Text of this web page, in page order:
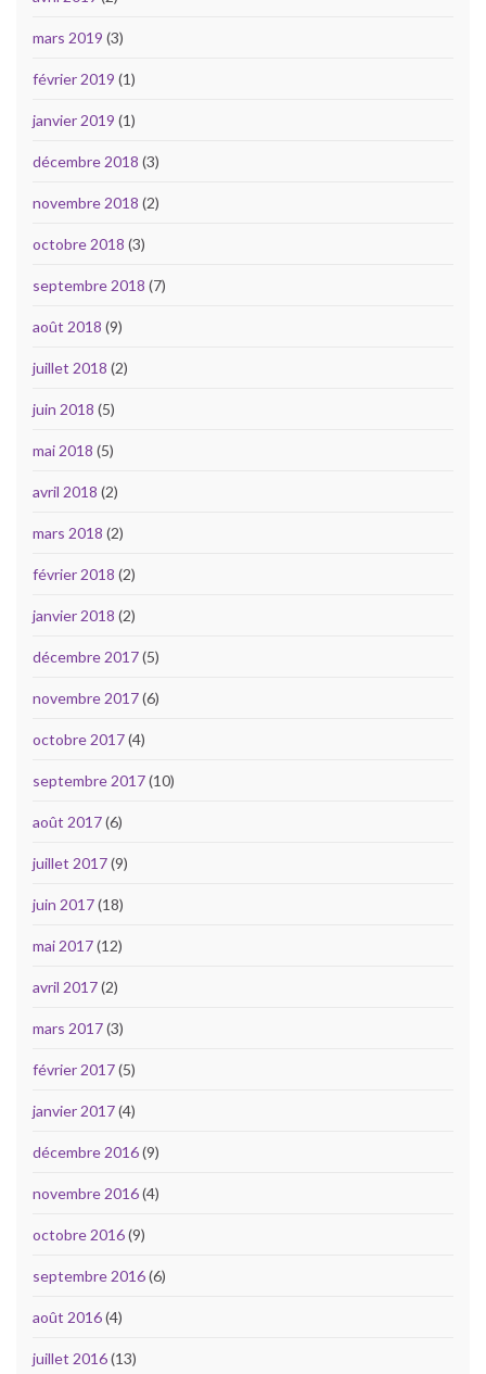
mars 2019 (3)
février 2019 (1)
janvier 2019 (1)
décembre 2018 (3)
novembre 2018 (2)
octobre 2018 (3)
septembre 2018 (7)
août 2018 (9)
juillet 2018 (2)
juin 2018 (5)
mai 2018 (5)
avril 2018 (2)
mars 2018 (2)
février 2018 (2)
janvier 2018 (2)
décembre 2017(5)
novembre 2017(6)
octobre 2017(4)
septembre 2017(10)
août 2017(6)
juillet 2017(9)
juin 2017(18)
mai 2017(12)
avril 2017(2)
mars 2017(3)
février 2017(5)
janvier 2017(4)
décembre 2016(9)
novembre 2016(4)
octobre 2016(9)
septembre 2016(6)
août 2016(4)
juillet 2016(13)